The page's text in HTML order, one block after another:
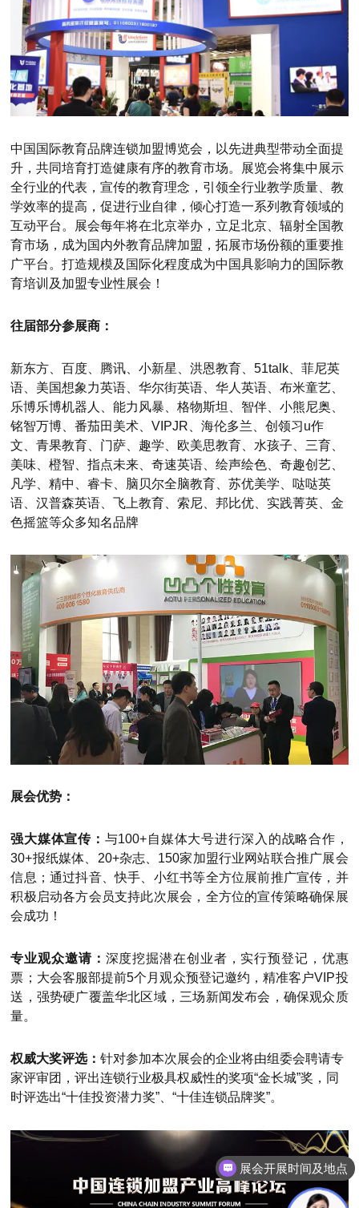
中国国际教育品牌连锁加盟博览会，以先进典型带动全面提
升，共同培育打造健康有序的教育市场。展览会将集中展示
全行业的代表，宣传的教育理念，引领全行业教学质量、教
学效率的提高，促进行业自律，倾心打造一系列教育领域的
互动平台。展会每年将在北京举办，立足北京、辐射全国教
育市场，成为国内外教育品牌加盟，拓展市场份额的重要推
广平台。打造规模及国际化程度成为中国具影响力的国际教
育培训及加盟专业性展会！
往届部分参展商：
新东方、百度、腾讯、小新星、洪恩教育、51talk、菲尼英
语、美国想象力英语、华尔街英语、华人英语、布米童艺、
乐博乐博机器人、能力风暴、格物斯坦、智伴、小熊尼奥、
铭智万博、番茄田美术、VIPJR、海伦多兰、创领习u作
文、青果教育、门萨、趣学、欧美思教育、水孩子、三育、
美味、橙智、指点未来、奇速英语、绘声绘色、奇趣创艺、
凡学、精中、睿卡、脑贝尔全脑教育、苏优美学、哒哒英
语、汉普森英语、飞上教育、索尼、邦比优、实践菁英、金
色摇篮等众多知名品牌
展会优势：
强大媒体宣传： 与100+自媒体大号进行深入的战略合作，
30+报纸媒体、20+杂志、150家加盟行业网站联合推广展会
信息；通过抖音、快手、小红书等全方位展前推广宣传，并
积极启动各方会员支持此次展会，全方位的宣传策略确保展
会成功！
专业观众邀请： 深度挖掘潜在创业者，实行预登记，优惠
票；大会客服部提前5个月观众预登记邀约，精准客户VIP投
送，强势硬广覆盖华北区域，三场新闻发布会，确保观众质
量。
权威大奖评选：针对参加本次展会的企业将由组委会聘请专
家评审团，评出连锁行业极具权威性的奖项“金长城”奖，同
时评选出“十佳投资潜力奖”、“十佳连锁品牌奖”。
展会开展时间及地点